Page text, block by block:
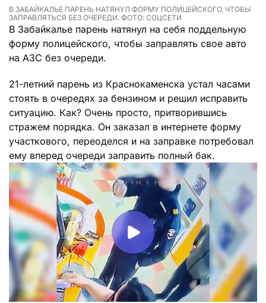
В ЗАБАЙКАЛЬЕ ПАРЕНЬ НАТЯНУЛ ФОРМУ ПОЛИЦЕЙСКОГО, ЧТОБЫ
ЗАПРАВЛЯТЬСЯ БЕЗ ОЧЕРЕДИ. ФОТО: СОЦСЕТИ
В Забайкалье парень натянул на себя поддельную
форму полицейского, чтобы заправлять свое авто
на АЗС без очереди.
21-летний парень из Краснокаменска устал часами
стоять в очередях за бензином и решил исправить
ситуацию. Как? Очень просто, притворившись
стражем порядка. Он заказал в интернете форму
участкового, переоделся и на заправке потребовал
ему вперед очереди заправить полный бак.